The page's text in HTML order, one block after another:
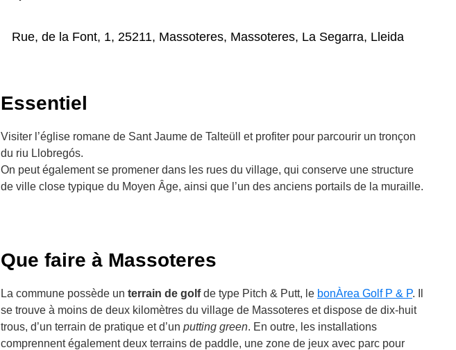
Rue, de la Font, 1, 25211, Massoteres, Massoteres, La Segarra, Lleida
Essentiel
Visiter l’église romane de Sant Jaume de Talteüll et profiter pour parcourir un tronçon
du riu Llobregós.
On peut également se promener dans les rues du village, qui conserve une structure
de ville close typique du Moyen Âge, ainsi que l’un des anciens portails de la muraille.
Que faire à Massoteres
La commune possède un terrain de golfde type Pitch & Putt, le bonÀrea Golf P & P. Il
se trouve à moins de deux kilomètres du village de Massoteres et dispose de dix-huit
trous, d’un terrain de pratique et d’un putting green. En outre, les installations
comprennent également deux terrains de paddle, une zone de jeux avec parc pour